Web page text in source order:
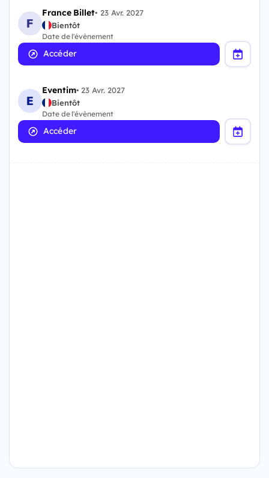
France Billet• 23 Avr. 2027
Bientôt
Date de l'évènement
Accéder
Eventim• 23 Avr. 2027
Bientôt
Date de l'évènement
Accéder